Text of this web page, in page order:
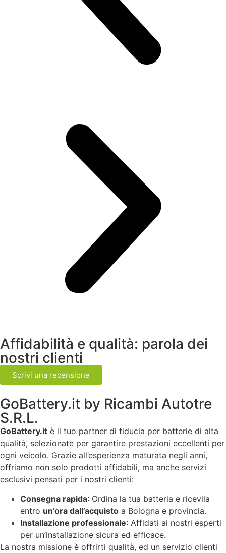
Affidabilità e qualità: parola dei
nostri clienti
Scrivi una recensione
GoBattery.it by Ricambi Autotre
S.R.L.
GoBattery.it è il tuo partner di fiducia per batterie di alta
qualità, selezionate per garantire prestazioni eccellenti per
ogni veicolo. Grazie all’esperienza maturata negli anni,
offriamo non solo prodotti affidabili, ma anche servizi
esclusivi pensati per i nostri clienti:
Consegna rapida: Ordina la tua batteria e ricevila
entro un’ora dall’acquisto a Bologna e provincia.
Installazione professionale: Affidati ai nostri esperti
per un’installazione sicura ed efficace.
La nostra missione è offrirti qualità, ed un servizio clienti